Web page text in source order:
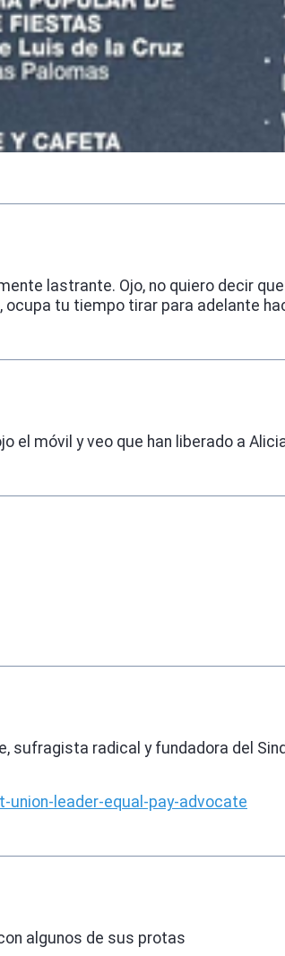
lastrante. Ojo, no quiero decir
tu tiempo tirar para adelante
el móvil y veo que han liberado a
sufragista radical y fundadora del
leader-equal-pay-advocate
algunos de sus protas